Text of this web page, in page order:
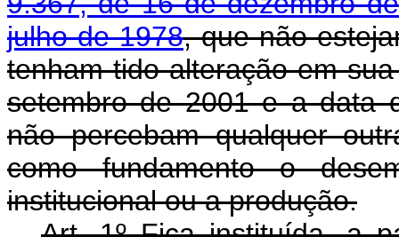
julho de 1978, que não
tenham tido alteração em
setembro de 2001 e a data
não percebam qualquer
como fundamento o
institucional ou a produção.